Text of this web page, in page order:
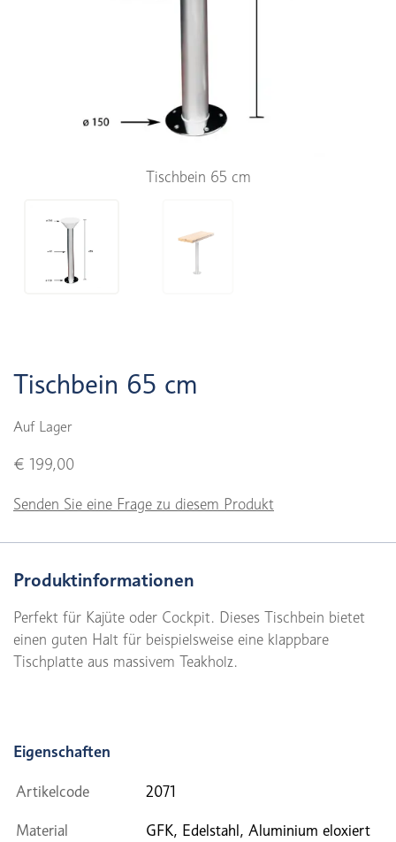
Tischbein 65 cm
Tischbein 65 cm
Auf Lager
€ 199,00
Senden Sie eine Frage zu diesem Produkt
Produktinformationen
Perfekt für Kajüte oder Cockpit. Dieses Tischbein bietet
einen guten Halt für beispielsweise eine klappbare
Tischplatte aus massivem Teakholz.
Eigenschaften
Artikelcode 2071
Material GFK, Edelstahl, Aluminium eloxiert